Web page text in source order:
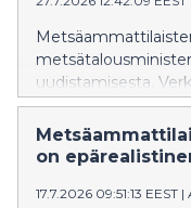
uudistamisesta.
pääosin
lakiuudistuksessa
metsänomistajien
on
17.7.2026 09:51:13 EEST |